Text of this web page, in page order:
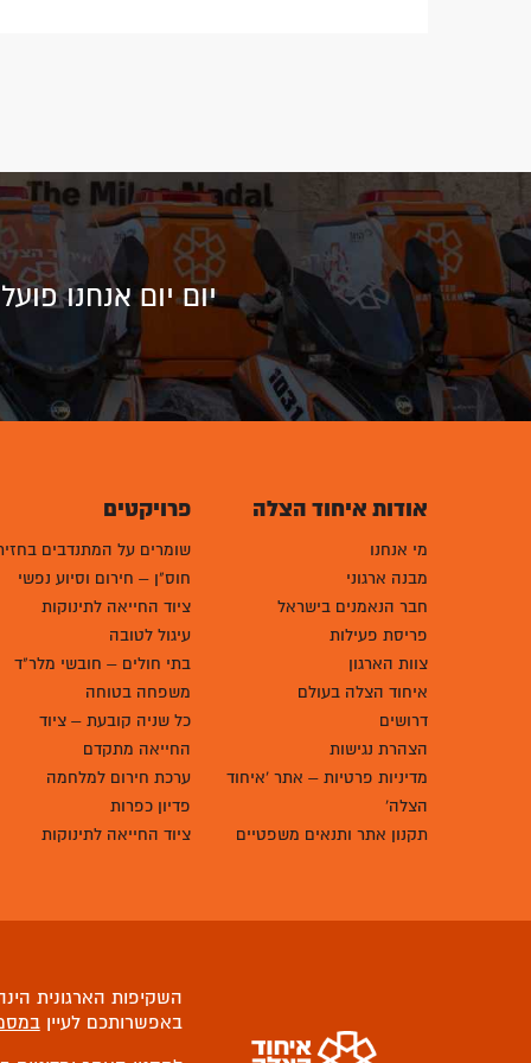
יום יום אנחנו
אודות איחוד הצלה
מי אנחנו
מבנה ארגוני
חבר הנאמנים בישראל
פריסת פעילות
צוות הארגון
איחוד הצלה בעולם
דרושים
הצהרת נגישות
מדיניות פרטיות – אתר 'איחוד
הצלה'
תקנון אתר ותנאים משפטיים
פרויקטים
שומרים על המתנדבים
חוס"ן – חירום וסיוע נפשי
ציוד החייאה לתינוקות
עיגול לטובה
בתי חולים – חובשי מלר"ד
משפחה בטוחה
כל שניה קובעת – ציוד
החייאה מתקדם
ערכת חירום למלחמה
פדיון כפרות
ציוד החייאה לתינוקות
השקיפות הארגונית
באפשרותכם לעיין